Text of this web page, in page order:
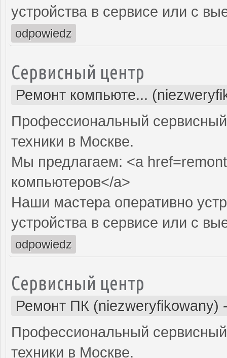
устройства в сервисе или с
odpowiedz
Сервисный центр
Ремонт компьюте...
Профессиональный
техники в Москве.
Мы предлагаем: <a
компьютеров</a>
Наши мастера оперативно
устройства в сервисе или с
odpowiedz
Сервисный центр
Ремонт ПК (niezweryfikowany)
Профессиональный
техники в Москве.